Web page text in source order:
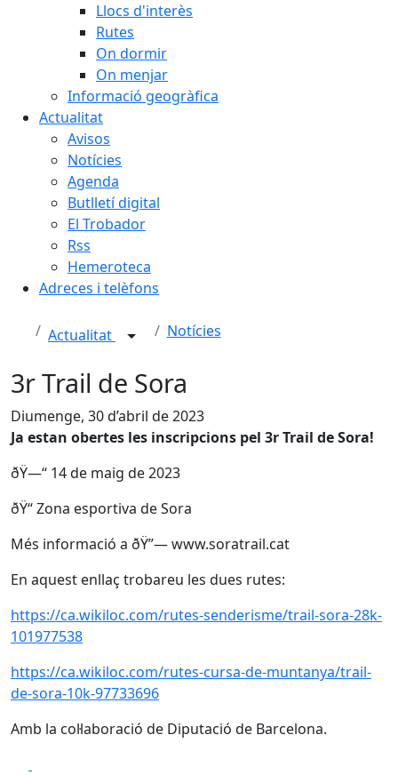
Llocs d'interès
Rutes
On dormir
On menjar
Informació geogràfica
Actualitat
Avisos
Notícies
Agenda
Butlletí digital
El Trobador
Rss
Hemeroteca
Adreces i telèfons
Actualitat Notícies
3r Trail de Sora
Diumenge, 30 d’abril de 2023
Ja estan obertes les inscripcions pel 3r Trail de Sora!
ðŸ—“️ 14 de maig de 2023
ðŸ“ Zona esportiva de Sora
Més informació a ðŸ”— www.soratrail.cat
En aquest enllaç trobareu les dues rutes:
https://ca.wikiloc.com/rutes-senderisme/trail-sora-28k-
101977538
https://ca.wikiloc.com/rutes-cursa-de-muntanya/trail-
de-sora-10k-97733696
Amb la col·laboració de Diputació de Barcelona.